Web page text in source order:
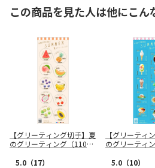
この商品を見た人は他にこん
【グリーティング切手】夏
のグリーティング（110
5.0 （17）
【グリーティ
のグリーティ
5.0 （10）